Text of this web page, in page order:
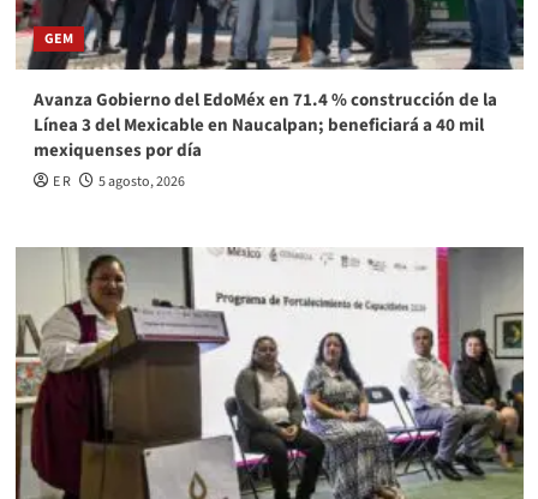
GEM
Avanza Gobierno del EdoMéx en 71.4 % construcción de la
Línea 3 del Mexicable en Naucalpan; beneficiará a 40 mil
mexiquenses por día
E R 5 agosto, 2026